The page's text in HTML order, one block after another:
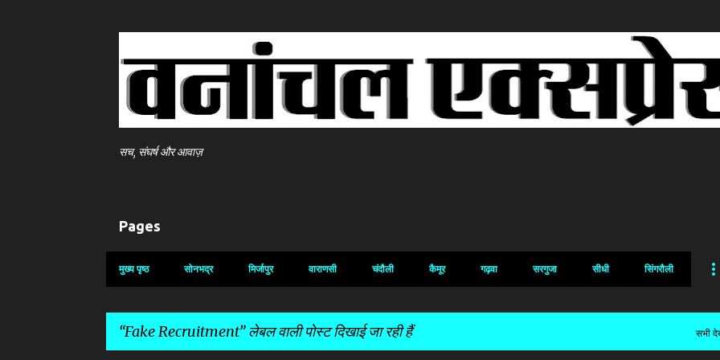
सच, संघर्ष और आवाज़
Pages
मुख्य पृष्ठ सोनभद्र मिर्जापुर वाराणसी चंदौली कैमूर गढ़वा सरगुजा सीधी सिंगरौली
Fake Recruitment लेबल वाली पोस्ट दिखाई जा रही हैं सभी